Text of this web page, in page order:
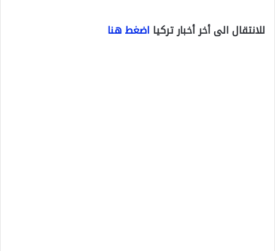
للانتقال الى أخر أخبار تركيا اضغط هنا